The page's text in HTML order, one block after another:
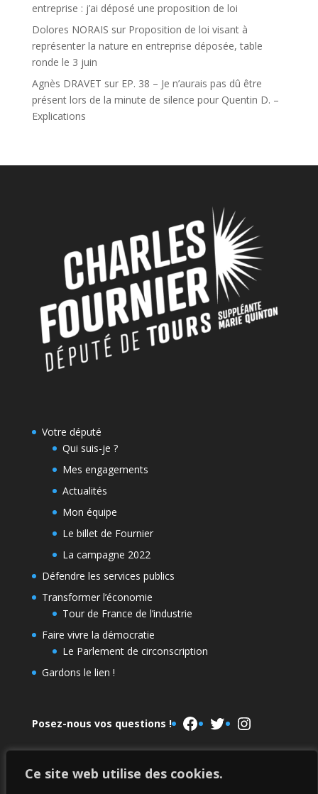
Ce site web utilise des cookies.
entreprise : j’ai déposé une proposition de loi
Dolores NORAIS sur Proposition de loi visant à
représenter la nature en entreprise déposée, table
ronde le 3 juin
Agnès DRAVET sur EP. 38 – Je n’aurais pas dû être
présent lors de la minute de silence pour Quentin D. –
Explications
Votre député
Qui suis-je ?
Mes engagements
Actualités
Mon équipe
Le billet de Fournier
La campagne 2022
Défendre les services publics
Transformer l’économie
Tour de France de l’industrie
Faire vivre la démocratie
Le Parlement de circonscription
Gardons le lien !
Posez-nous vos questions ! Facebook
TwitterInstagram